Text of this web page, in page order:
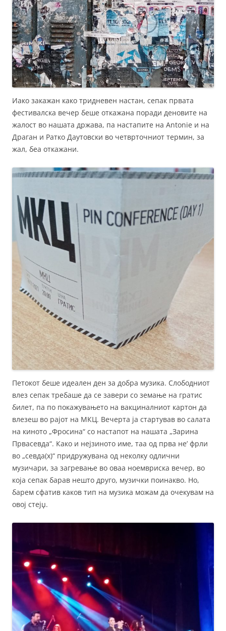
Иако закажан како тридневен настан, сепак првата
фестивалска вечер беше откажана поради деновите на
жалост во нашата држава, па настапите на Antonie и на
Драган и Ратко Даутовски во четврточниот термин, за
жал, беа откажани.
Петокот беше идеален ден за добра музика. Слободниот
влез сепак требаше да се завери со земање на гратис
билет, па по покажувањето на вакциналниот картон да
влезеш во рајот на МКЦ. Вечерта ја стартував во салата
на киното „Фросина“ со настапот на нашата „Зарина
Првасевда“. Како и нејзиното име, таа од прва не’ фрли
во „севда(х)“ придружувана од неколку одлични
музичари, за загревање во оваа ноемвриска вечер, во
која сепак барав нешто друго, музички поинакво. Но,
барем сфатив каков тип на музика можам да очекувам на
овој стејџ.